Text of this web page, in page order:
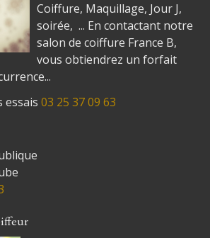
Coiffure, Maquillage, Jour J,
soirée, ... En contactant notre
salon de coiffure France B,
vous obtiendrez un forfait
essais 03 25 37 09 63